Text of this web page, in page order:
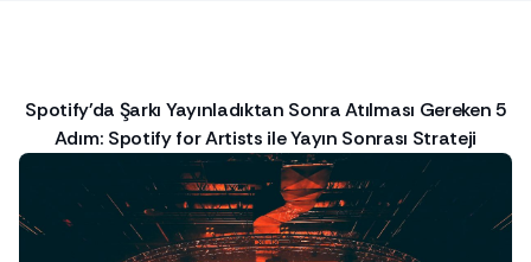
Spotify'da Şarkı Yayınladıktan Sonra Atılması Gereken 5
Adım: Spotify for Artists ile Yayın Sonrası Strateji